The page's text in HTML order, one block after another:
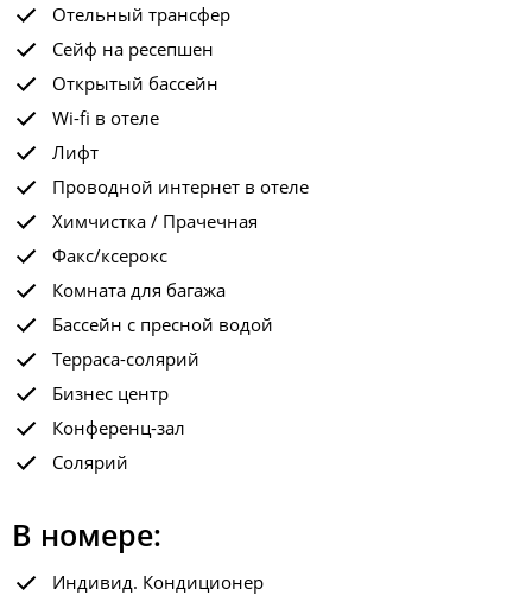
Отельный трансфер
Сейф на ресепшен
Открытый бассейн
Wi-fi в отеле
Лифт
Проводной интернет в отеле
Химчистка / Прачечная
Факс/ксерокс
Комната для багажа
Бассейн с пресной водой
Терраса-солярий
Бизнес центр
Конференц-зал
Солярий
В номере:
Индивид. Кондиционер